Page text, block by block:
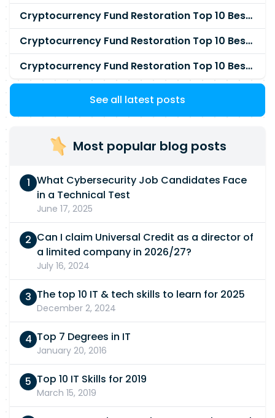
Cryptocurrency Fund Restoration Top 10 Best & Unrivaled Certified Cryptocurrency Recovery Expert
Cryptocurrency Fund Restoration Top 10 Best & Unrivaled Certified Cryptocurrency Recovery Service
Cryptocurrency Fund Restoration Top 10 Best & Unrivaled Certified Cryptocurrency Recovery Company
See all latest posts
Most popular blog posts
What Cybersecurity Job Candidates Face
in a Technical Test
June 17, 2025
Can I claim Universal Credit as a director of
a limited company in 2026/27?
July 16, 2024
The top 10 IT & tech skills to learn for 2025
December 2, 2024
Top 7 Degrees in IT
January 20, 2016
Top 10 IT Skills for 2019
March 15, 2019